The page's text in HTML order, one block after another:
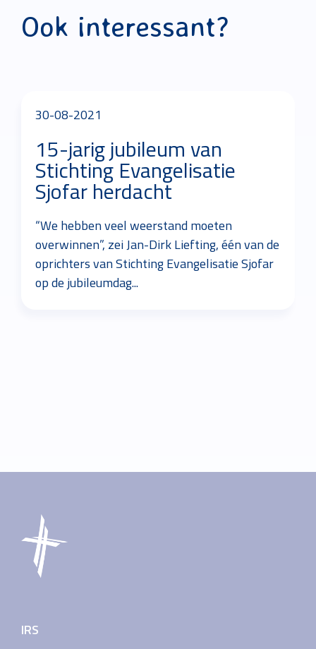
Ook interessant?
30-08-2021
15-jarig jubileum van
Stichting Evangelisatie
Sjofar herdacht
“We hebben veel weerstand moeten
overwinnen”, zei Jan-Dirk Liefting, één van de
oprichters van Stichting Evangelisatie Sjofar
op de jubileumdag...
IRS